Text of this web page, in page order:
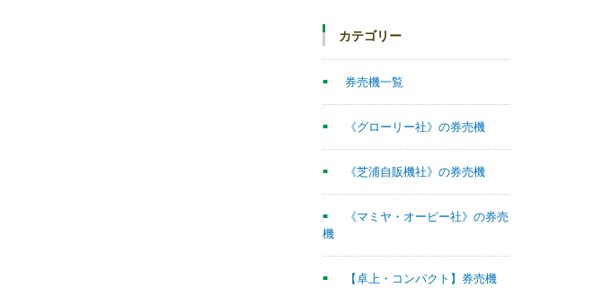
カテゴリー
券売機一覧
《グローリー社》の券売機
《芝浦自販機社》の券売機
《マミヤ・オーピー社》の券売
機
【卓上・コンパクト】券売機